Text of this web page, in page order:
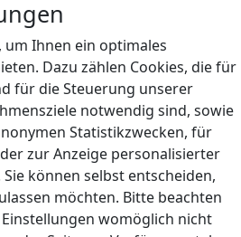
um Ihnen ein optimales
Dazu zählen Cookies, die für
für die Steuerung unserer
notwendig sind, sowie
Statistikzwecken, für
zur Anzeige personalisierter
können selbst entscheiden,
möchten. Bitte beachten
womöglich nicht